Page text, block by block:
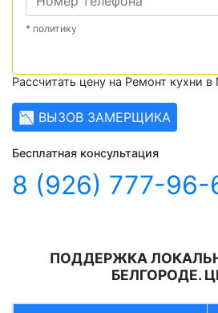
* политику
Рассчитать цену на Ремонт кухни
📉 ВЫЗОВ ЗАМЕРЩИКА
Бесплатная консультация
8 (926) 777-96-
ПОДДЕРЖКА
БЕЛГОРОДЕ.